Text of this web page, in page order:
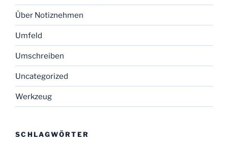
Über Notiznehmen
Umfeld
Umschreiben
Uncategorized
Werkzeug
SCHLAGWÖRTER